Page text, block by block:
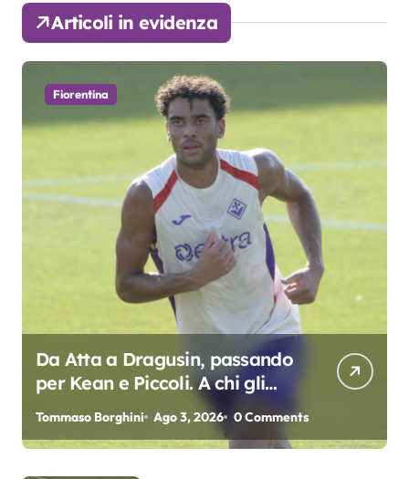
Articoli in evidenza
Fiorentina
Da Atta a Dragusin, passando
per Kean e Piccoli. A chi gli
oscar del precampionato?
Tommaso Borghini Ago 3, 2026 0 Comments